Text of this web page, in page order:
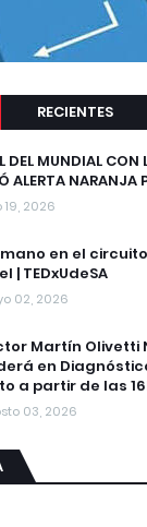
RECIENTES
DEL MUNDIAL CON
ALERTA NARANJA
19, 2026
en el
| TEDxUdeSA
02, 2026
Martín Olivetti
en
a partir de las
03, 2026